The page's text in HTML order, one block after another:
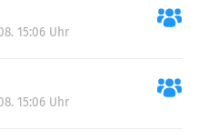
00:00-24:00
00:00-24:00
15:06 Uhr
15:06 Uhr